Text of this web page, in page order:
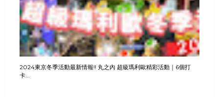
2024東京冬季活動最新情報!! 丸之內 超級瑪利歐精彩活動｜6個打
卡...